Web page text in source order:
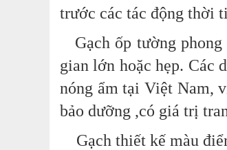
trước các tác động thời
Gạch ốp tường phong
gian lớn hoặc hẹp. Các
nóng ẩm tại Việt Nam,
bảo dưỡng ,có giá trị
Gạch thiết kế màu